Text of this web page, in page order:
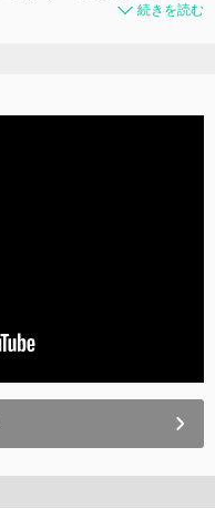
続きを読む